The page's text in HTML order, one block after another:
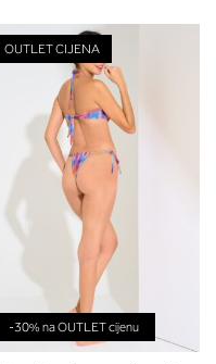
-30% na OUTLET cijenu
OUTLET CIJENA